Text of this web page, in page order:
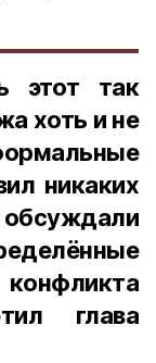
этот так
хоть и не
никаких
конфликта
глава